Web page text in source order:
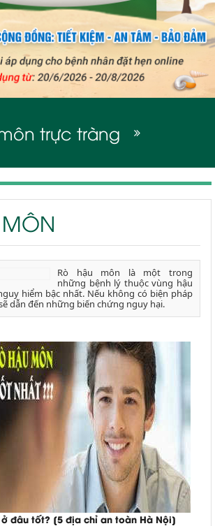
trực tràng
Rò hậu môn là một trong
những bệnh lý thuộc vùng hậu
hiểm bậc nhất. Nếu không có biện pháp
dẫn đến những biến chứng nguy hại.
đâu tốt? [5 địa chỉ an toàn Hà Nội]